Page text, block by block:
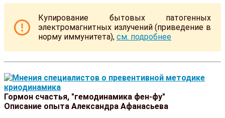
Купирование бытовых патогенных
электромагнитных излучений (приведение в
норму иммунитета), см. подробнее
Гормон счастья, "гемодинамика фен-фу"
Описание опыта Александра Афанасьева